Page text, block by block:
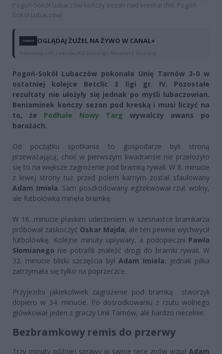
Pogoń-Sokół Lubaczów kończy sezon nad kreską! (fot. Pogoń-
Sokół Lubaczów)
OGLĄDAJ ŻUŻEL NA ŻYWO W CANAL+
Transmisje LIVE z meczów PGE Ekstraligi i Metalkas 2. Ekstraligi
Pogoń-Sokół Lubaczów pokonała Unię Tarnów 3-0 w
ostatniej kolejce Betclic 3 ligi gr. IV. Pozostałe
rezultaty nie ułożyły się jednak po myśli lubaczowian.
Beniaminek kończy sezon pod kreską i musi liczyć na
to, że Podhale Nowy Targ wywalczy awans po
barażach.
Od początku spotkania to gospodarze byli stroną
przeważającą, choć w pierwszym kwadransie nie przełożyło
się to na większe zagrożenie pod bramką rywali. W 8. minucie
z lewej strony tuż przed polem karnym został sfaulowany
Adam Imiela. Sam poszkodowany egzekwował rzut wolny,
ale futbolówka minęła bramkę.
W 16. minucie płaskim uderzeniem w szesnastce bramkarza
próbował zaskoczyć Oskar Majda, ale ten pewnie wychwycił
futbolówkę. Kolejne minuty upływały, a podopieczni Pawła
Słomianego nie potrafili znaleźć drogi do bramki rywali. W
32. minucie bliski szczęścia byłAdam Imiela, jednak piłka
zatrzymała się tylko na poprzeczce.
Przyjezdni jakiekolwiek zagrożenie pod bramką stworzyli
dopiero w 34. minucie. Po dośrodkowaniu z rzutu wolnego
główkował jeden z graczy Unii Tarnów, ale bardzo niecelnie.
Bezbramkowy remis do przerwy
Trzy minuty później sprawy w swoje ręce znów wziął Adam